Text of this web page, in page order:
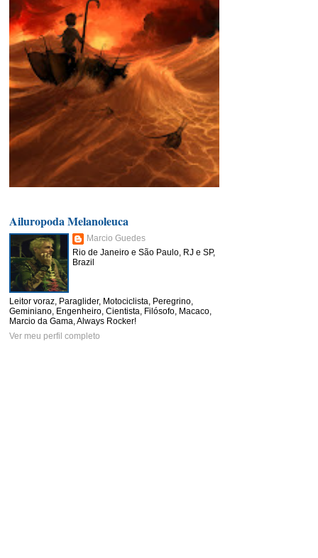
Ailuropoda Melanoleuca
Marcio Guedes
Rio de Janeiro e São Paulo, RJ e SP,
Brazil
Leitor voraz, Paraglider, Motociclista, Peregrino,
Geminiano, Engenheiro, Cientista, Filósofo, Macaco,
Marcio da Gama, Always Rocker!
Ver meu perfil completo